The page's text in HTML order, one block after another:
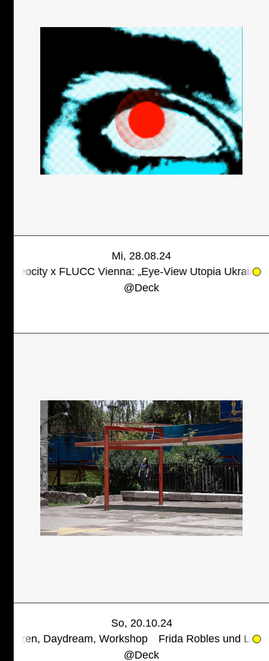
Mi, 28.08.24
Vienna: „Eye-View Utopia Ukraine“
In der
@Deck
So, 20.10.24
Workshop
Frida Robles und Lasse
@Deck
Start
Anreise
Kontakt
Impressum